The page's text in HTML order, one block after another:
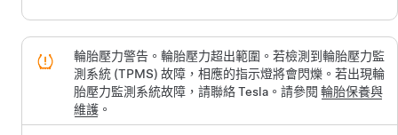
輪胎壓力警告。輪胎壓力超出範圍。若檢測到輪胎壓力監
測系統 (TPMS) 故障，相應的指示燈將會閃爍。若出現輪
胎壓力監測系統故障，請聯絡 Tesla。請參閱輪胎保養與
維護 。